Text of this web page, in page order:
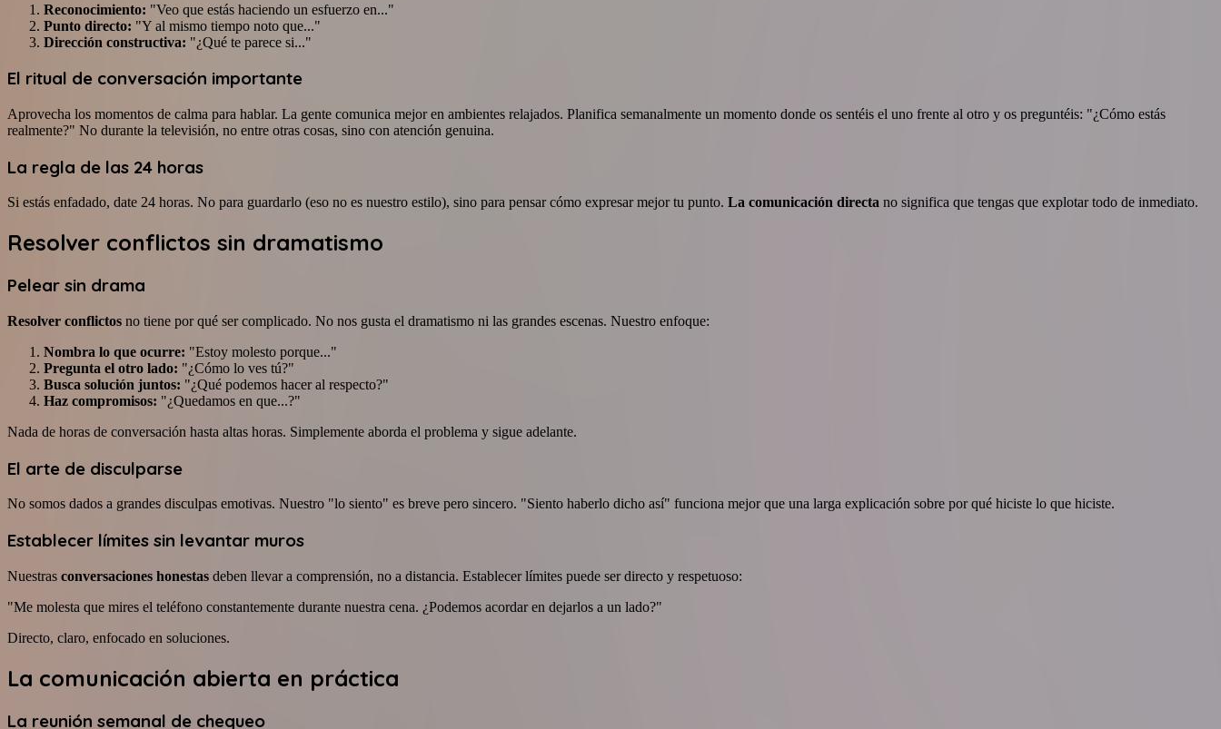
Reconocimiento: "Veo que estás haciendo un esfuerzo en..."
Punto directo: "Y al mismo tiempo noto que..."
Dirección constructiva: "¿Qué te parece si..."
El ritual de conversación importante
Aprovecha los momentos de calma para hablar. La gente comunica mejor en ambientes relajados. Planifica semanalmente un momento donde os sentéis el uno frente al otro y os preguntéis: "¿Cómo estás
realmente?" No durante la televisión, no entre otras cosas, sino con atención genuina.
La regla de las 24 horas
Si estás enfadado, date 24 horas. No para guardarlo (eso no es nuestro estilo), sino para pensar cómo expresar mejor tu punto. La comunicación directa no significa que tengas que explotar todo de inmediato.
Resolver conflictos sin dramatismo
Pelear sin drama
Resolver conflictos no tiene por qué ser complicado. No nos gusta el dramatismo ni las grandes escenas. Nuestro enfoque:
Nombra lo que ocurre: "Estoy molesto porque..."
Pregunta el otro lado: "¿Cómo lo ves tú?"
Busca solución juntos: "¿Qué podemos hacer al respecto?"
Haz compromisos: "¿Quedamos en que...?"
Nada de horas de conversación hasta altas horas. Simplemente aborda el problema y sigue adelante.
El arte de disculparse
No somos dados a grandes disculpas emotivas. Nuestro "lo siento" es breve pero sincero. "Siento haberlo dicho así" funciona mejor que una larga explicación sobre por qué hiciste lo que hiciste.
Establecer límites sin levantar muros
Nuestras conversaciones honestas deben llevar a comprensión, no a distancia. Establecer límites puede ser directo y respetuoso:
"Me molesta que mires el teléfono constantemente durante nuestra cena. ¿Podemos acordar en dejarlos a un lado?"
Directo, claro, enfocado en soluciones.
La comunicación abierta en práctica
La reunión semanal de chequeo